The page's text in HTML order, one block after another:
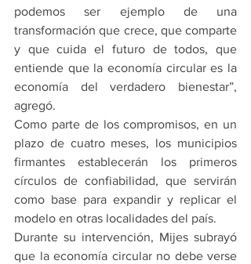
podemos ser ejemplo de una
transformación que crece, que comparte
y que cuida el futuro de todos, que
entiende que la economía circular es la
economía del verdadero bienestar”,
agregó.
Como parte de los compromisos, en un
plazo de cuatro meses, los municipios
firmantes establecerán los primeros
círculos de confiabilidad, que servirán
como base para expandir y replicar el
modelo en otras localidades del país.
Durante su intervención, Mijes subrayó
que la economía circular no debe verse